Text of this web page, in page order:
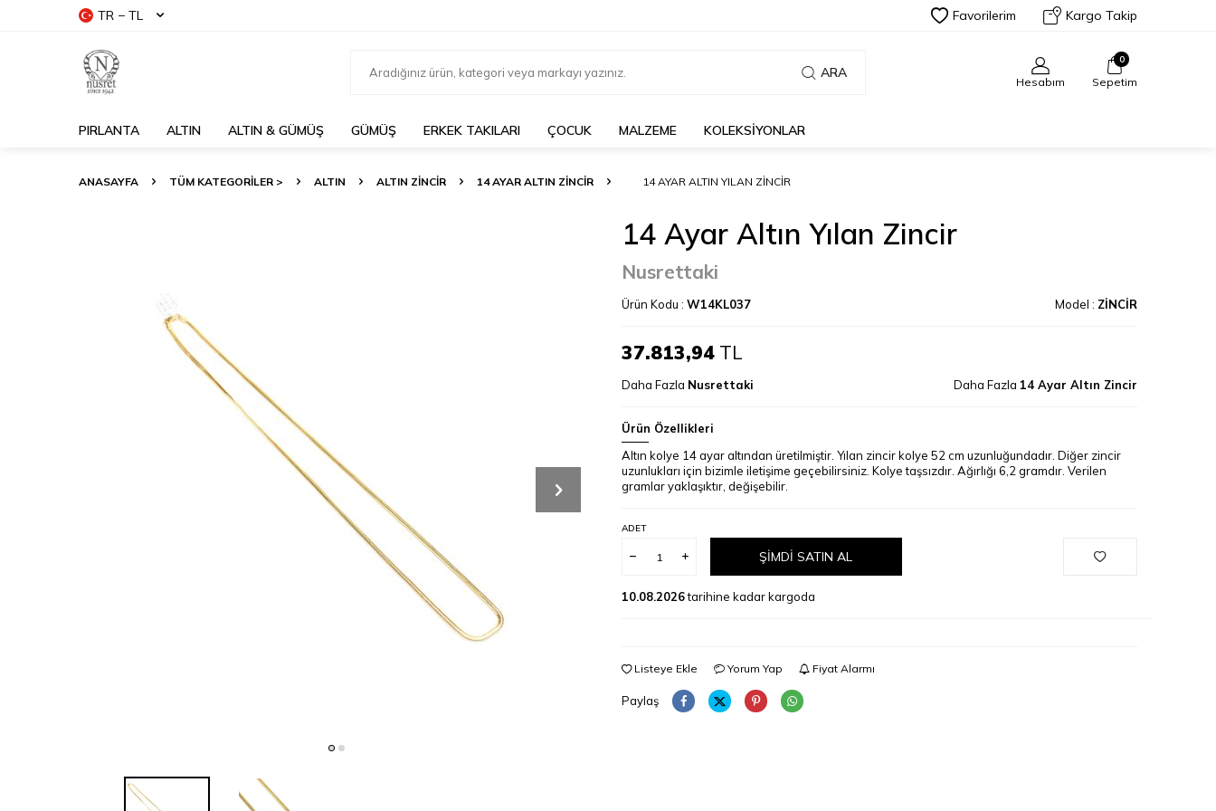
TR − TL Favorilerim Kargo Takip
ARA
Hesabım
0
Sepetim
PIRLANTA ALTIN ALTIN & GÜMÜŞ GÜMÜŞ ERKEK TAKILARI ÇOCUK MALZEME KOLEKSİYONLAR
ANASAYFA TÜM KATEGORİLER > ALTIN ALTIN ZINCIR 14 AYAR ALTIN ZINCIR 14 AYAR ALTIN YILAN ZINCIR
14 Ayar Altın Yılan Zincir
Nusrettaki
Ürün Kodu : W14KL037 Model : ZİNCİR
37.813,94 TL
Daha Fazla Nusrettaki Daha Fazla 14 Ayar Altın Zincir
Ürün Özellikleri
Altın kolye 14 ayar altından üretilmiştir. Yılan zincir kolye 52 cm uzunluğundadır. Diğer zincir
uzunlukları için bizimle iletişime geçebilirsiniz. Kolye taşsızdır. Ağırlığı 6,2 gramdır. Verilen
gramlar yaklaşıktır, değişebilir.
ADET
ŞIMDI SATIN AL
10.08.2026tarihine kadar kargoda
Listeye Ekle Yorum Yap Fiyat Alarmı
Paylaş